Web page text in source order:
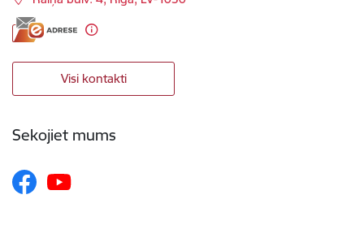
Visi kontakti
Sekojiet mums